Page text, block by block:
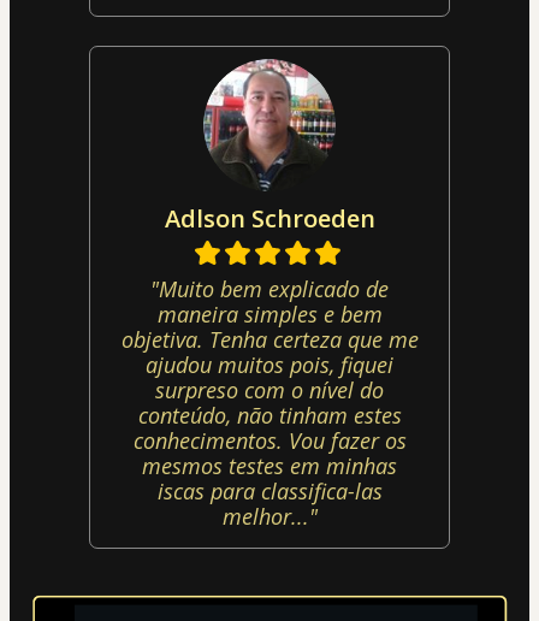
Adlson Schroeden
"Muito bem explicado de
maneira simples e bem
objetiva. Tenha certeza que me
ajudou muitos pois, fiquei
surpreso com o nível do
conteúdo, não tinham estes
conhecimentos. Vou fazer os
mesmos testes em minhas
iscas para classifica-las
melhor..."